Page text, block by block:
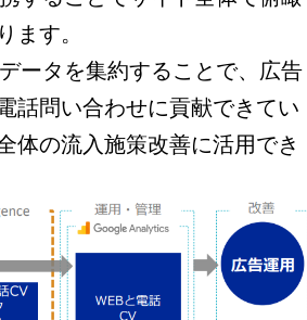
ます。
ータを集約することで、広告
話問い合わせに貢献できてい
体の流入施策改善に活用でき